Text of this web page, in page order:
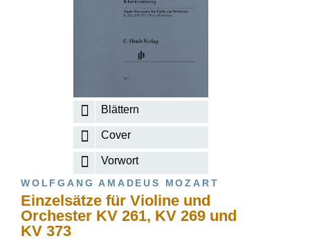
Blättern
Cover
Vorwort
WOLFGANG AMADEUS MOZART
Einzelsätze für Violine und
Orchester KV 261, KV 269 und
KV 373